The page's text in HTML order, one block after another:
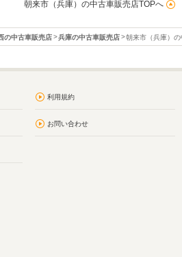
朝来市（兵庫）の中古車販売店TOPへ
の中古車販売店 兵庫の中古車販売店 朝来市（兵庫）
利用規約
お問い合わせ